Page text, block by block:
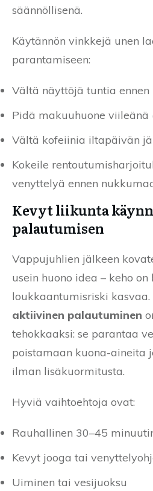
säännöllisenä.
Käytännön vinkkejä unen
parantamiseen:
Vältä näyttöjä tuntia
Pidä makuuhuone viileänä
Vältä kofeiinia iltapäivän
Kokeile
venyttelyä ennen
Kevyt liikunta
palautumisen
Vappujuhlien jälkeen
usein huono idea – keho
loukkaantumisriski kasvaa.
aktiivinen palautuminen
tehokkaaksi: se parantaa
poistamaan kuona-aineita
ilman lisäkuormitusta.
Hyviä vaihtoehtoja ovat:
Rauhallinen 30–45
Kevyt jooga tai
Uiminen tai vesijuoksu